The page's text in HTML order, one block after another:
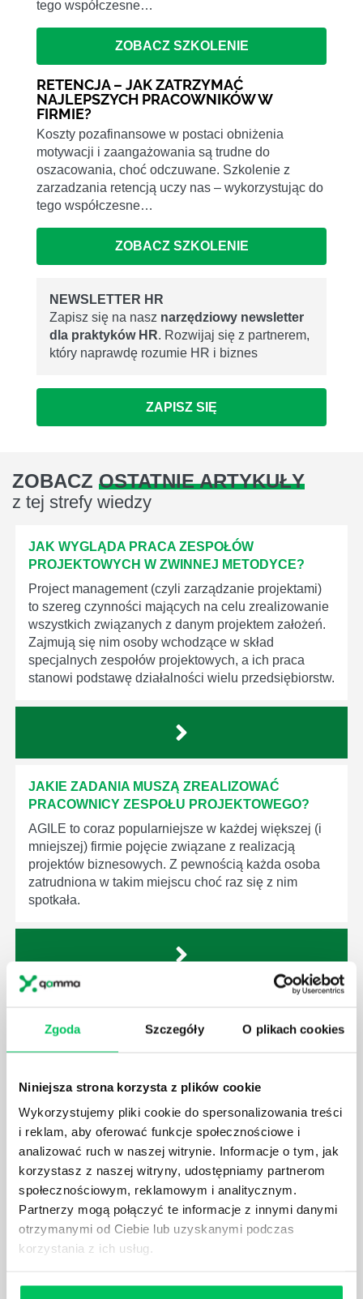
Zgoda Szczegóły O plikach cookies
Niniejsza strona korzysta z plików cookie
Wykorzystujemy pliki cookie do spersonalizowania treści
i reklam, aby oferować funkcje społecznościowe i
analizować ruch w naszej witrynie. Informacje o tym, jak
korzystasz z naszej witryny, udostępniamy partnerom
społecznościowym, reklamowym i analitycznym.
Partnerzy mogą połączyć te informacje z innymi danymi
otrzymanymi od Ciebie lub uzyskanymi podczas
korzystania z ich usług.
tego współczesne…
ZOBACZ SZKOLENIE
RETENCJA – JAK ZATRZYMAĆ
NAJLEPSZYCH PRACOWNIKÓW W
FIRMIE?
Koszty pozafinansowe w postaci obniżenia
motywacji i zaangażowania są trudne do
oszacowania, choć odczuwane. Szkolenie z
zarzadzania retencją uczy nas – wykorzystując do
tego współczesne…
ZOBACZ SZKOLENIE
NEWSLETTER HR
Zapisz się na nasz narzędziowy newsletter
dla praktyków HR. Rozwijaj się z partnerem,
który naprawdę rozumie HR i biznes
ZAPISZ SIĘ
ZOBACZ OSTATNIE ARTYKUŁY
z tej strefy wiedzy
JAK WYGLĄDA PRACA ZESPOŁÓW
PROJEKTOWYCH W ZWINNEJ METODYCE?
Project management (czyli zarządzanie projektami)
to szereg czynności mających na celu zrealizowanie
wszystkich związanych z danym projektem założeń.
Zajmują się nim osoby wchodzące w skład
specjalnych zespołów projektowych, a ich praca
stanowi podstawę działalności wielu przedsiębiorstw.
JAKIE ZADANIA MUSZĄ ZREALIZOWAĆ
PRACOWNICY ZESPOŁU PROJEKTOWEGO?
AGILE to coraz popularniejsze w każdej większej (i
mniejszej) firmie pojęcie związane z realizacją
projektów biznesowych. Z pewnością każda osoba
zatrudniona w takim miejscu choć raz się z nim
spotkała.
POWINIEN MIEĆ BRYGADZISTA?
Nawet zespół złożony z doskonale wykształconych i
sprawnie realizować swoich zadań, jeśli zabraknie w
niezbędna jest osoba nadzorująca wszystkie
czynności wykonywane przez pracowników.
JAK BRYGADZISTA MOŻE ROZWINĄĆ SWOJE
Menedżer to niezwykle ważne stanowisko w każdej